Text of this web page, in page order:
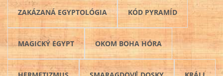
ZAKÁZANÁ EGYPTOLÓGIA KÓD PYRAMÍD
MAGICKÝ EGYPT OKOM BOHA HÓRA